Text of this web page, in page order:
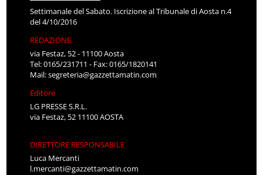
Settimanale del Sabato. Iscrizione al Tribunale di Aosta n.4
del 4/10/2016
REDAZIONE
via Festaz, 52 - 11100 Aosta
Tel: 0165/231711 - Fax: 0165/1820141
Mail:segreteria@gazzettamatin.com
Editore
LG PRESSE S.R.L.
via Festaz, 52 11100 AOSTA
DIRETTORE RESPONSABILE
Luca Mercanti
l.mercanti@gazzettamatin.com